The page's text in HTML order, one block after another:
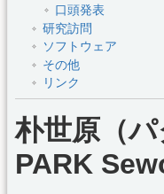
口頭発表
研究訪問
ソフトウェア
その他
リンク
朴世原（パ
PARK